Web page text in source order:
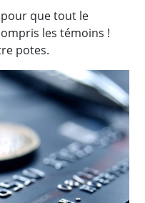
que tout le
les témoins !
potes.